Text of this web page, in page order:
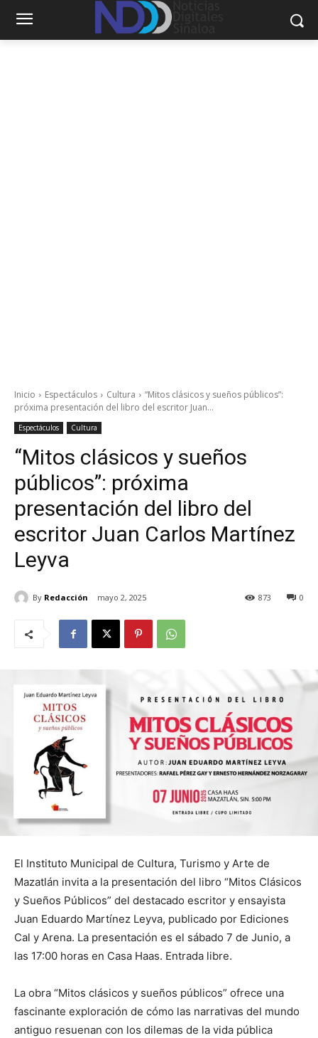
Inicio Espectáculos Cultura
“Mitos clásicos y sueños públicos”:
próxima presentación del libro del escritor Juan...
Espectáculos Cultura
“Mitos clásicos y sueños
públicos”: próxima
presentación del libro del
escritor Juan Carlos Martínez
Leyva
By Redacción mayo 2, 2025 0
873
El Instituto Municipal de Cultura, Turismo y Arte de
Mazatlán invita a la presentación del libro “Mitos Clásicos
y Sueños Públicos” del destacado escritor y ensayista
Juan Eduardo Martínez Leyva, publicado por Ediciones
Cal y Arena. La presentación es el sábado 7 de Junio, a
las 17:00 horas en Casa Haas. Entrada libre.
La obra “Mitos clásicos y sueños públicos” ofrece una
fascinante exploración de cómo las narrativas del mundo
antiguo resuenan con los dilemas de la vida pública